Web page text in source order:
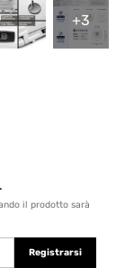
+3
il prodotto sarà
Registrarsi